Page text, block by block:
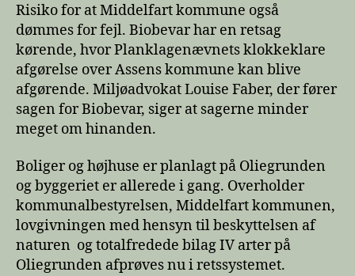
Risiko for at Middelfart kommune også
dømmes for fejl. Biobevar har en retsag
kørende, hvor Planklagenævnets klokkeklare
afgørelse over Assens kommune kan blive
afgørende. Miljøadvokat Louise Faber, der fører
sagen for Biobevar, siger at sagerne minder
meget om hinanden.
Boliger og højhuse er planlagt på Oliegrunden
og byggeriet er allerede i gang. Overholder
kommunalbestyrelsen, Middelfart kommunen,
lovgivningen med hensyn til beskyttelsen af
naturen og totalfredede bilag IV arter på
Oliegrunden afprøves nu i retssystemet.